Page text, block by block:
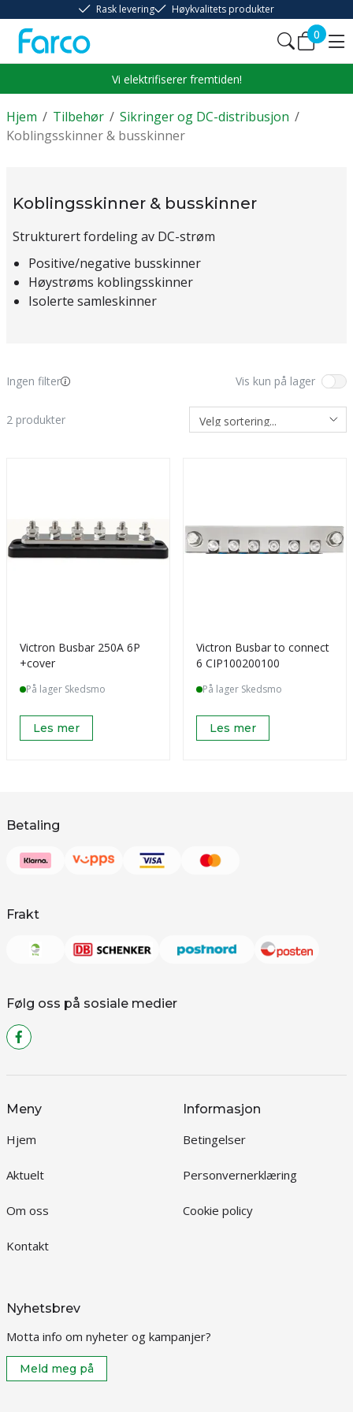
Rask levering Høykvalitets produkter
0
Vi elektrifiserer fremtiden!
/
Hjem /
Tilbehør /
Sikringer og DC-distribusjon
Koblingsskinner & busskinner
Koblingsskinner & busskinner
Strukturert fordeling av DC-strøm
Positive/negative busskinner
Høystrøms koblingsskinner
Isolerte samleskinner
Ingen filter Vis kun på lager
2 produkter
Victron Busbar 250A 6P
+cover
På lager Skedsmo
Les mer
Victron Busbar to connect
6 CIP100200100
På lager Skedsmo
Les mer
Betaling
Frakt
Følg oss på sosiale medier
Meny
Hjem
Aktuelt
Om oss
Kontakt
Informasjon
Betingelser
Personvernerklæring
Cookie policy
Nyhetsbrev
Motta info om nyheter og kampanjer?
Meld meg på